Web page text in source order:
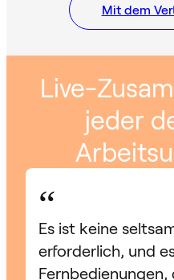
Mit dem
Live-
jeder
“
Es ist keine
erforderlich, und
Fernbedienungen,